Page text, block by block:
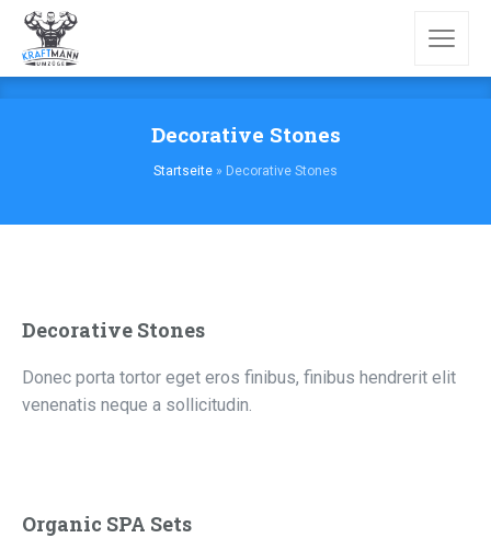
Decorative Stones
Startseite » Decorative Stones
Decorative Stones
Donec porta tortor eget eros finibus, finibus hendrerit elit
venenatis neque a sollicitudin.
Organic SPA Sets